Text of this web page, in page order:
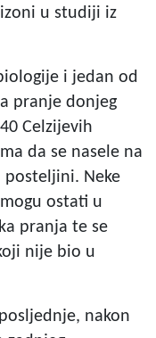
u studiji iz
i jedan od
pranje donjeg
Celzijevih
da se nasele na
posteljini. Neke
ostati u
pranja te se
nije bio u
nakon